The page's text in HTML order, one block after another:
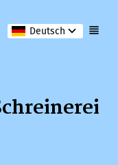
Deutsch